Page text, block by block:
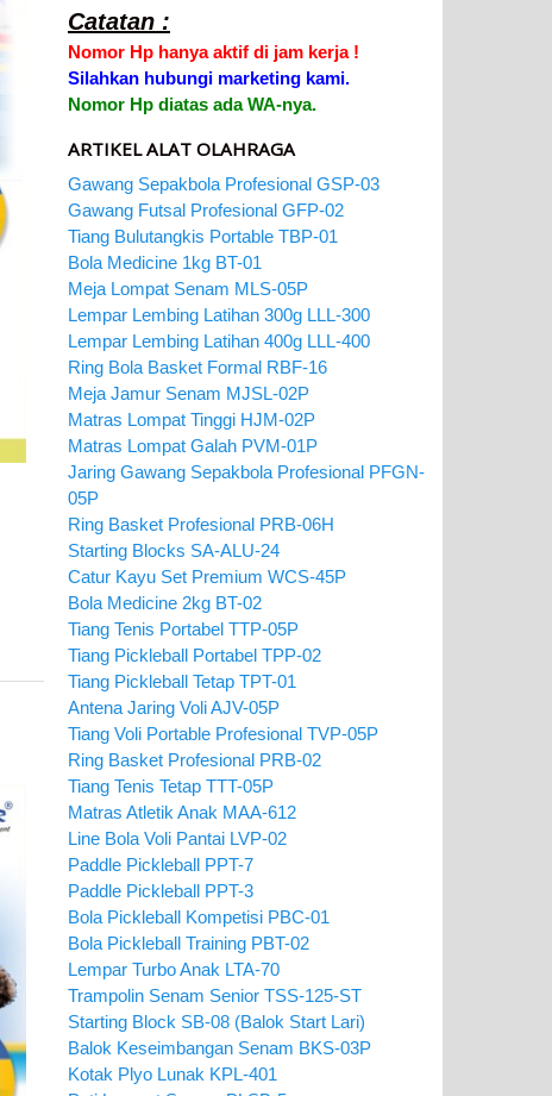
Catatan :
Nomor Hp hanya aktif di jam kerja !
Silahkan hubungi marketing kami.
Nomor Hp diatas ada WA-nya.
ARTIKEL ALAT OLAHRAGA
Gawang Sepakbola Profesional GSP-03
Gawang Futsal Profesional GFP-02
Tiang Bulutangkis Portable TBP-01
Bola Medicine 1kg BT-01
Meja Lompat Senam MLS-05P
Lempar Lembing Latihan 300g LLL-300
Lempar Lembing Latihan 400g LLL-400
Ring Bola Basket Formal RBF-16
Meja Jamur Senam MJSL-02P
Matras Lompat Tinggi HJM-02P
Matras Lompat Galah PVM-01P
Jaring Gawang Sepakbola Profesional PFGN-
05P
Ring Basket Profesional PRB-06H
Starting Blocks SA-ALU-24
Catur Kayu Set Premium WCS-45P
Bola Medicine 2kg BT-02
Tiang Tenis Portabel TTP-05P
Tiang Pickleball Portabel TPP-02
Tiang Pickleball Tetap TPT-01
Antena Jaring Voli AJV-05P
Tiang Voli Portable Profesional TVP-05P
Ring Basket Profesional PRB-02
Tiang Tenis Tetap TTT-05P
Matras Atletik Anak MAA-612
Line Bola Voli Pantai LVP-02
Paddle Pickleball PPT-7
Paddle Pickleball PPT-3
Bola Pickleball Kompetisi PBC-01
Bola Pickleball Training PBT-02
Lempar Turbo Anak LTA-70
Trampolin Senam Senior TSS-125-ST
Starting Block SB-08 (Balok Start Lari)
Balok Keseimbangan Senam BKS-03P
Kotak Plyo Lunak KPL-401